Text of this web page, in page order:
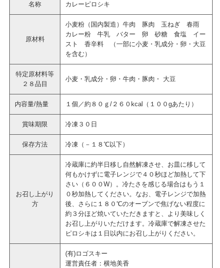
名称 カレーピロシキ
原材料
小麦粉（国内製造）牛肉 豚肉 玉ねぎ 春雨
カレー粉 牛乳 バター 卵 砂糖 食塩 イー
スト 香辛料 （一部に小麦・乳成分・卵・大豆
を含む）
特定原材料等
２８品目
小麦・乳成分・卵・牛肉・豚肉・ 大豆
内容量/熱量 １個／約８０ｇ/２６０kcal（１００gあたり）
賞味期限 冷凍３０日
保存方法 冷凍（－１８℃以下）
お召し上がり
方
冷蔵庫に約半日移し自然解凍させ、お皿に移して
何もかけずに電子レンジで４０秒ほど加熱して下
さい（６００W）。冷たさを感じる場合はもう１
０秒加熱してください。なお、電子レンジで加熱
後、さらに１８０℃のオーブンで焦げない程度に
約３分ほど焼いていただきますと、より美味しく
お召し上がりいただけます。冷蔵庫で解凍させた
ピロシキは１日以内にお召し上がりください。
(有)ロゴスキー
運営責任者：横地美香